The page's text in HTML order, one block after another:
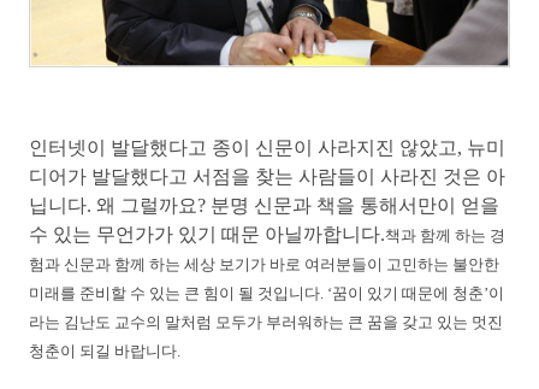
인터넷이 발달했다고 종이 신문이 사라지진 않았고, 뉴미
디어가 발달했다고 서점을 찾는 사람들이 사라진 것은 아
닙니다. 왜 그럴까요? 분명 신문과 책을 통해서만이 얻을
수 있는 무언가가 있기 때문 아닐까합니다.책과 함께 하는 경
험과 신문과 함께 하는 세상 보기가 바로 여러분들이 고민하는 불안한
미래를 준비할 수 있는 큰 힘이 될 것입니다. ‘꿈이 있기 때문에 청춘’이
라는 김난도 교수의 말처럼 모두가 부러워하는 큰 꿈을 갖고 있는 멋진
청춘이 되길 바랍니다.